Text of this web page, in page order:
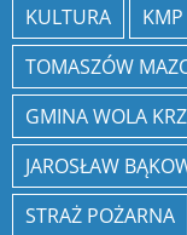
KULTURA
TOMASZÓW
GMINA WOLA
JAROSŁAW
STRAŻ POŻARNA